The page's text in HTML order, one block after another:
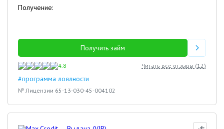
Получение:
Получить займ
4.8 Читать все отзывы (12)
#программа лоялности
№ Лицензии 65-13-030-45-004102